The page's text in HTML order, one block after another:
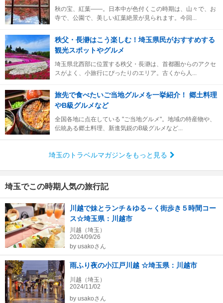
秋の宝、紅葉――。日本中が色付くこの時期は、山々で、お
寺で、公園で、美しい紅葉絶景が見られます。今回...
秩父・長瀞はこう楽しむ！埼玉県民がおすすめする
観光スポットやグルメ
埼玉県北西部に位置する秩父・長瀞は、首都圏からのアクセ
スがよく、小旅行にぴったりのエリア。古くから人...
旅先で食べたいご当地グルメを一挙紹介！ 郷土料理
やB級グルメなど
全国各地に点在している "ご当地グルメ"。地域の特産物や、
伝統ある郷土料理、新進気鋭のB級グルメなど...
埼玉のトラベルマガジンをもっと見る
埼玉でこの時期人気の旅行記
川越で妹とランチ＆ゆる～く街歩き５時間コー
ス☆埼玉県：川越市
川越（埼玉）
2024/09/26
by usakoさん
雨ふり夜の小江戸川越 ☆埼玉県：川越市
川越（埼玉）
2024/11/02
by usakoさん